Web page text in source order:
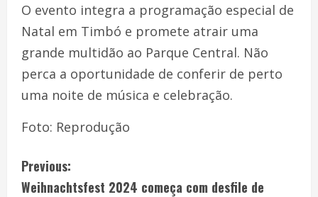
O evento integra a programação especial de
Natal em Timbó e promete atrair uma
grande multidão ao Parque Central. Não
perca a oportunidade de conferir de perto
uma noite de música e celebração.
Foto: Reprodução
Previous:
Weihnachtsfest 2024 começa com desfile de